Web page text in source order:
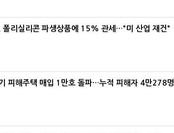
폴리실리콘 파생상품에 15% 관세…"미 산업 재건"
피해주택 매입 1만호 돌파…누적 피해자 4만278명